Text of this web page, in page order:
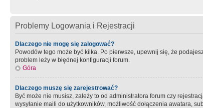
Problemy Logowania i Rejestracji
Dlaczego nie mogę się zalogować?
Powodów tego może być kilka. Po pierwsze, upewnij się, że
problem leży w błędnej konfiguracji forum.
Góra
Dlaczego muszę się zarejestrować?
Być może nie musisz, zależy to od administratora forum czy
wysyłanie maili do użytkowników, możliwość dołączenia awatara,